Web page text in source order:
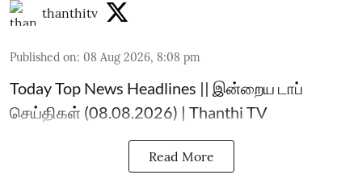
thanthitv
Published on: 08 Aug 2026, 8:08 pm
Today Top News Headlines || இன்றைய டாப்
செய்திகள் (08.08.2026) | Thanthi TV
Read More